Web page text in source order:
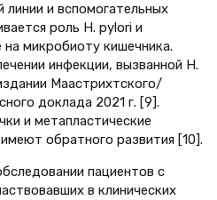
и вспомогательных
роль H. pylori и
на микробиоту кишечника.
инфекции, вызванной H.
Маастрихтского/
доклада 2021 г. [9].
и метапластические
обратного развития [10].
пациентов с
в клинических